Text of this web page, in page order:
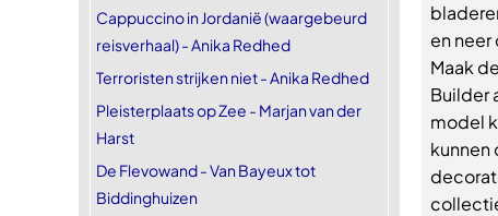
Cappuccino in Jordanië (waargebeurd
reisverhaal) - Anika Redhed
Terroristen strijken niet - Anika Redhed
Pleisterplaats op Zee - Marjan van der
Harst
De Flevowand - Van Bayeux tot
Biddinghuizen
en
Maak
Builder
model
kunnen